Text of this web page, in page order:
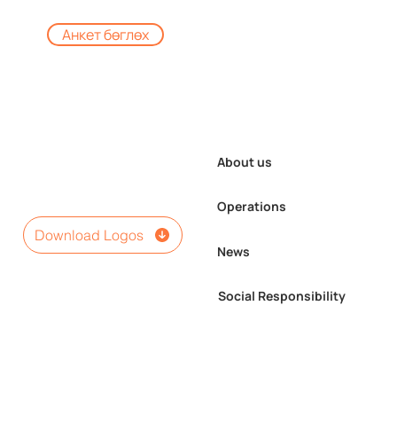
Анкет бөглөх
Download Logos
About us
Operations
News
Social Responsibility